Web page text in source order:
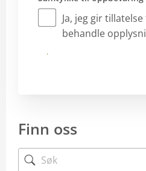
Ja, jeg gir
behandle
Send
Finn oss